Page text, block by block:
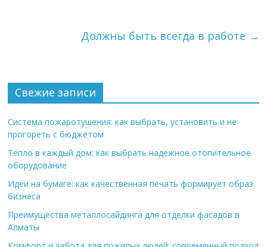
Должны быть всегда в работе →
Свежие записи
Система пожаротушения: как выбрать, установить и не
прогореть с бюджетом
Тепло в каждый дом: как выбрать надежное отопительное
оборудование
Идеи на бумаге: как качественная печать формирует образ
бизнеса
Преимущества металлосайдинга для отделки фасадов в
Алматы